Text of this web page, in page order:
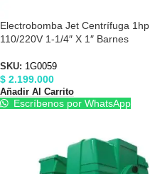
Electrobomba Jet Centrífuga 1hp
110/220V 1-1/4″ X 1″ Barnes
SKU: 1G0059
$ 2.199.000
Añadir Al Carrito
Escríbenos por WhatsApp